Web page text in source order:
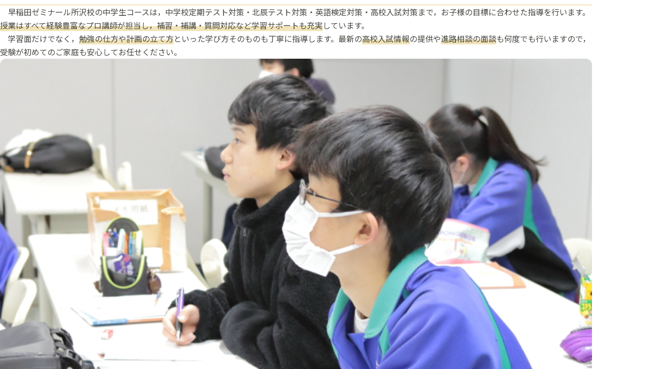
早稲田ゼミナール所沢校の中学生コースは，中学校定期テスト対策・北辰テスト対策・英語検定対策・高校入試対策まで，お子様の目標に合わせた指導を行います。
授業はすべて経験豊富なプロ講師が担当し，補習・補講・質問対応など学習サポートも充実しています。
学習面だけでなく， 勉強の仕方や計画の立て方といった学び方そのものも丁寧に指導します。最新の高校入試情報の提供や進路相談の面談も何度でも行いますので，
受験が初めてのご家庭も安心してお任せください。